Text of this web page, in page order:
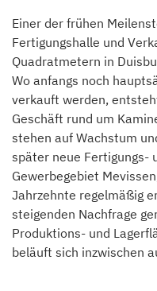
Einer der frühen
Fertigungshalle und
Quadratmetern in
Wo anfangs noch
verkauft werden,
Geschäft rund um
stehen auf Wachstum
später neue Fertigungs-
Gewerbegebiet
Jahrzehnte regelmäßig
steigenden Nachfrage
Produktions- und
beläuft sich inzwischen